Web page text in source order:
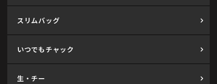
スリムバッグ
いつでもチャック
生・チー